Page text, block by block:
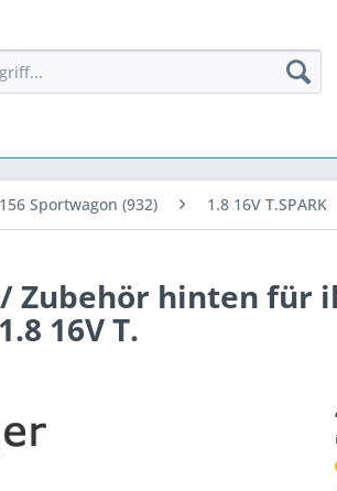
156 Sportwagon (932) 1.8 16V T.SPARK
Zubehör hinten für
16V T.